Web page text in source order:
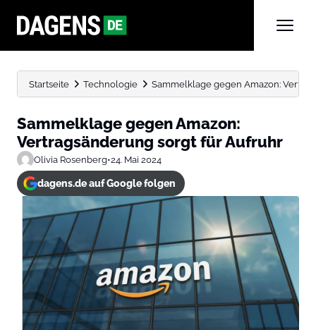
Startseite Technologie Sammelklage gegen Amazon:
Sammelklage gegen Amazon:
Vertragsänderung sorgt für Aufruhr
Olivia Rosenberg•24. Mai 2024
dagens.de auf Google folgen